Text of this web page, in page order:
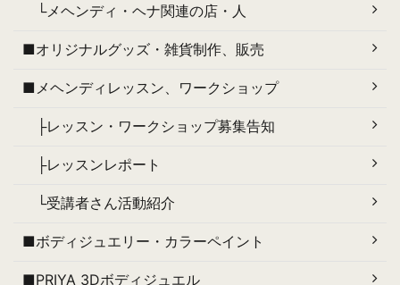
└メヘンディ・ヘナ関連の店・人
■オリジナルグッズ・雑貨制作、販売
■メヘンディレッスン、ワークショップ
├レッスン・ワークショップ募集告知
├レッスンレポート
└受講者さん活動紹介
■ボディジュエリー・カラーペイント
■PRIYA 3Dボディジュエル